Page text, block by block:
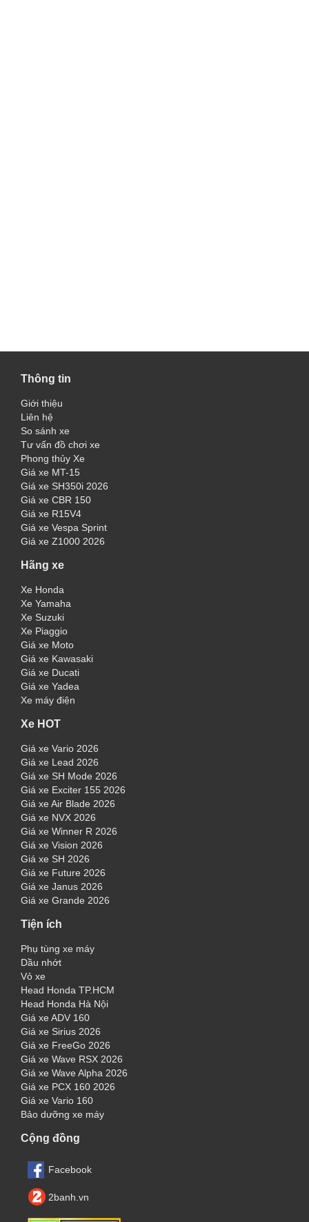
Thông tin
Giới thiệu
Liên hệ
So sánh xe
Tư vấn đồ chơi xe
Phong thủy Xe
Giá xe MT-15
Giá xe SH350i 2026
Giá xe CBR 150
Giá xe R15V4
Giá xe Vespa Sprint
Giá xe Z1000 2026
Hãng xe
Xe Honda
Xe Yamaha
Xe Suzuki
Xe Piaggio
Giá xe Moto
Giá xe Kawasaki
Giá xe Ducati
Giá xe Yadea
Xe máy điện
Xe HOT
Giá xe Vario 2026
Giá xe Lead 2026
Giá xe SH Mode 2026
Giá xe Exciter 155 2026
Giá xe Air Blade 2026
Giá xe NVX 2026
Giá xe Winner R 2026
Giá xe Vision 2026
Giá xe SH 2026
Giá xe Future 2026
Giá xe Janus 2026
Giá xe Grande 2026
Tiện ích
Phụ tùng xe máy
Dầu nhớt
Vỏ xe
Head Honda TP.HCM
Head Honda Hà Nội
Giá xe ADV 160
Giá xe Sirius 2026
Giá xe FreeGo 2026
Giá xe Wave RSX 2026
Giá xe Wave Alpha 2026
Giá xe PCX 160 2026
Giá xe Vario 160
Bảo dưỡng xe máy
Cộng đồng
Facebook
2banh.vn